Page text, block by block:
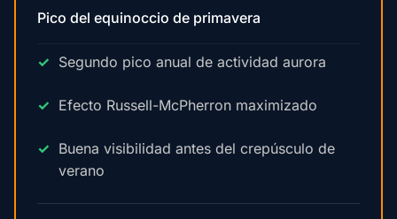
Pico del equinoccio de primavera
Segundo pico anual de actividad aurora
Efecto Russell-McPherron maximizado
Buena visibilidad antes del crepúsculo de
verano